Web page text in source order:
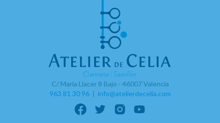
C/ Maria Llacer 8 Bajo - 46007 Valencia
963 81 30 96| info@atelierdecelia.com